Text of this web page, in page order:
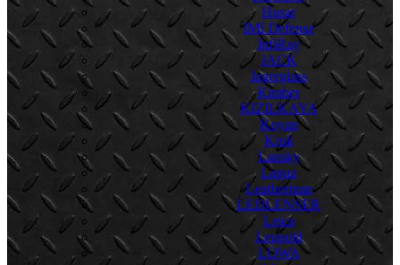
Husar
IMI Defense
InfiRay
JACK
Jagerglass
Kimber
KIZILKAYA
Koyan
Kruk
Lansky
Lapua
Leatherman
LEDLENSER
Leica
Leupold
LOWA